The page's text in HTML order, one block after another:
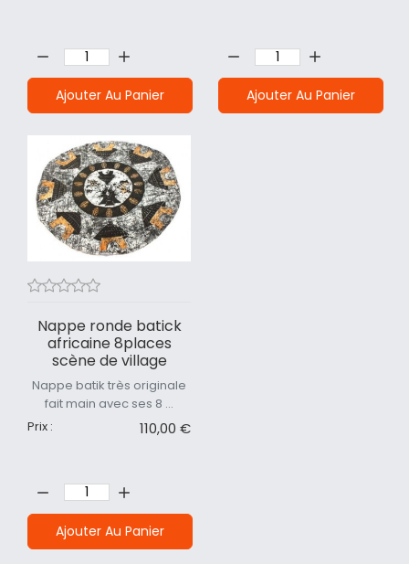
Ajouter Au Panier Ajouter Au Panier
Nappe ronde batick
africaine 8places
scène de village
Nappe batik très originale
fait main avec ses 8 ...
Prix :
110,00 €
Ajouter Au Panier